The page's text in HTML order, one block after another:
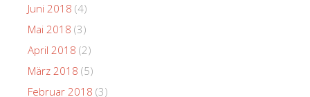
Juni 2018 (4)
Mai 2018 (3)
April 2018 (2)
März 2018 (5)
Februar 2018 (3)